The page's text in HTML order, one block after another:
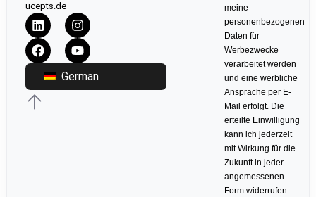
ucepts.de
German
meine
personenbezogenen
Daten für
Werbezwecke
verarbeitet werden
und eine werbliche
Ansprache per E-
Mail erfolgt. Die
erteilte Einwilligung
kann ich jederzeit
mit Wirkung für die
Zukunft in jeder
angemessenen
Form widerrufen.